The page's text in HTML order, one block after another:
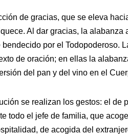
de gracias, que se eleva
Al dar gracias, la
por el Todopoderoso.
de oración; en ellas la
del pan y del vino en el
se realizan los gestos: el de
todo el jefe de familia, que
de acogida del